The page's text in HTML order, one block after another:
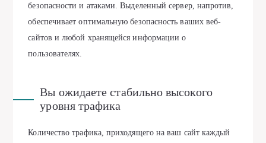
безопасности и атаками. Выделенный сервер, напротив,
обеспечивает оптимальную безопасность ваших веб-
сайтов и любой хранящейся информации о
пользователях.
Вы ожидаете стабильно высокого
уровня трафика
Количество трафика, приходящего на ваш сайт каждый